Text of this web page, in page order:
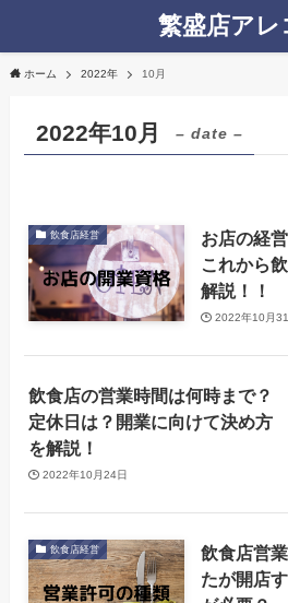
繁盛店アレ
ホーム 2022年 10月
2022年10月 – date –
飲食店経営
お店の経
これから
解説！！
2022年10月
飲食店の営業時間は何時まで？
定休日は？開業に向けて決め方
を解説！
2022年10月24日
飲食店経営
飲食店営
たが開店